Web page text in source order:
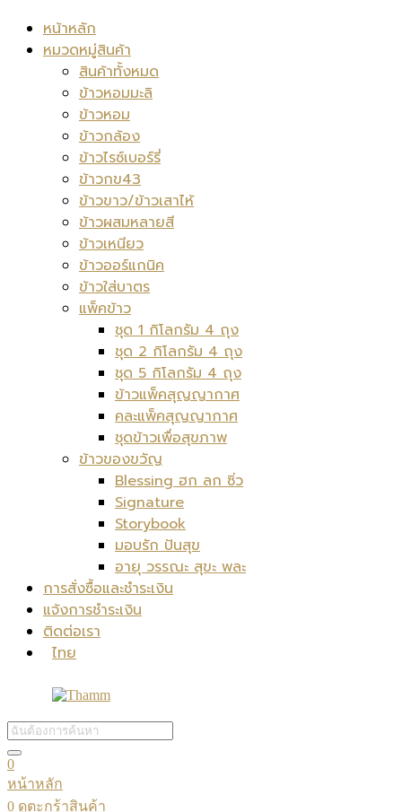
หน้าหลัก
หมวดหมู่สินค้า
สินค้าทั้งหมด
ข้าวหอมมะลิ
ข้าวหอม
ข้าวกล้อง
ข้าวไรซ์เบอร์รี่
ข้าวกข43
ข้าวขาว/ข้าวเสาไห้
ข้าวผสมหลายสี
ข้าวเหนียว
ข้าวออร์แกนิค
ข้าวใส่บาตร
แพ็คข้าว
ชุด 1 กิโลกรัม 4 ถุง
ชุด 2 กิโลกรัม 4 ถุง
ชุด 5 กิโลกรัม 4 ถุง
ข้าวแพ็คสุญญากาศ
คละแพ็คสุญญากาศ
ชุดข้าวเพื่อสุขภาพ
ข้าวของขวัญ
Blessing ฮก ลก ซิ่ว
Signature
Storybook
มอบรัก ปันสุข
อายุ วรรณะ สุขะ พละ
การสั่งซื้อและชำระเงิน
แจ้งการชำระเงิน
ติดต่อเรา
ไทย
0
หน้าหลัก
0 ดูตะกร้าสินค้า